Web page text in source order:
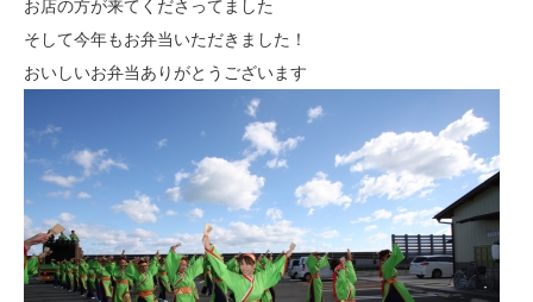
お店の方が来てくださってました
そして今年もお弁当いただきました！
おいしいお弁当ありがとうございます